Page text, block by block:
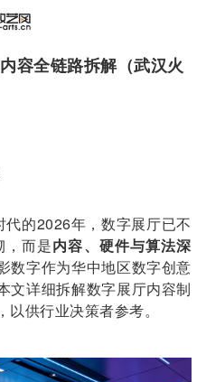
容全链路拆解（武汉火
代的2026年，数字展厅已不
，而是内容、硬件与算法深
数字作为华中地区数字创意
文详细拆解数字展厅内容制
供行业决策者参考。